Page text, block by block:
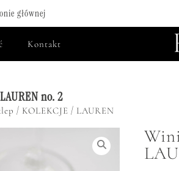
głównej
Kontakt
no. 2
/ KOLEKCJE / LAUREN